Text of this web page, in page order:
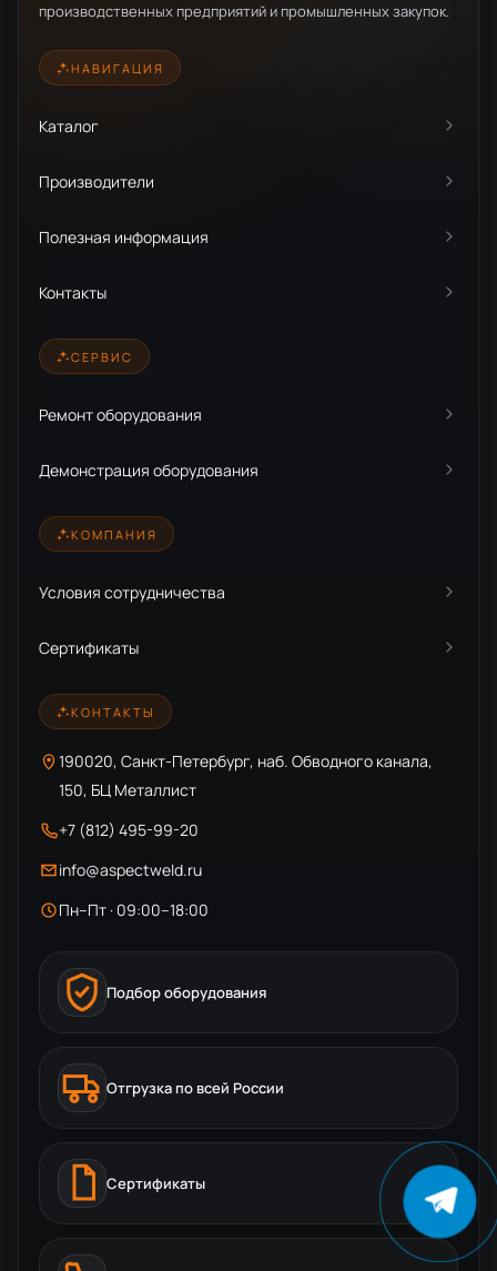
производственных предприятий и промышленных закупок.
НАВИГАЦИЯ
Каталог
Производители
Полезная информация
Контакты
СЕРВИС
Ремонт оборудования
Демонстрация оборудования
КОМПАНИЯ
Условия сотрудничества
Сертификаты
КОНТАКТЫ
190020, Санкт-Петербург, наб. Обводного канала,
150, БЦ Металлист
+7 (812) 495-99-20
info@aspectweld.ru
Пн–Пт · 09:00–18:00
Подбор оборудования
Отгрузка по всей России
Сертификаты